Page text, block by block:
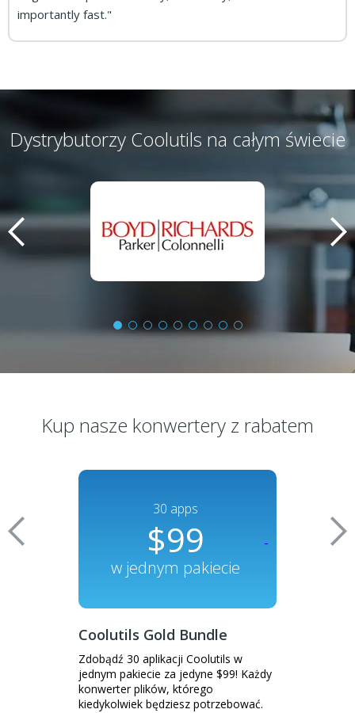
importantly fast."
Dystrybutorzy Coolutils na całym świecie
Kup nasze konwertery z rabatem
30 apps
$99
w jednym pakiecie
Coolutils Gold Bundle
Zdobądź 30 aplikacji Coolutils w
jednym pakiecie za jedyne $99! Każdy
konwerter plików, którego
kiedykolwiek będziesz potrzebować.